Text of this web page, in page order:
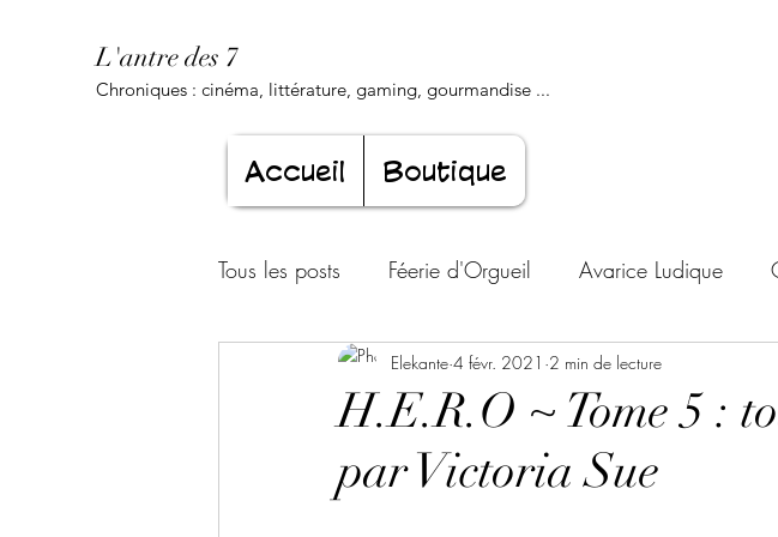
L'antre des 7
Chroniques : cinéma, littérature, gaming, gourmandise ...
Accueil Boutique
Tous les posts Féerie d'Orgueil Avarice Ludique
Luxure Envoûtante Gourmandise Proscrite
Jeunesse éternelle Cœur d'adolescent
H.E.R.O ~ Tome 5 :
par Victoria Sue
Elekante 4 févr. 2021 2 min de lecture